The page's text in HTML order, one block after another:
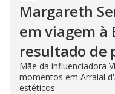
Margareth
em viagem à
resultado de
Mãe da influenciadora
momentos em Arraial
estéticos